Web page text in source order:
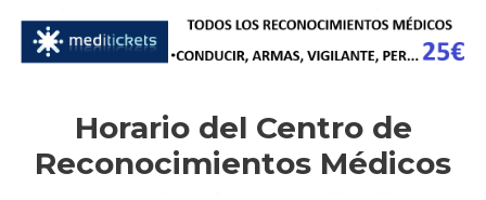
Horario del Centro de
Reconocimientos Médicos